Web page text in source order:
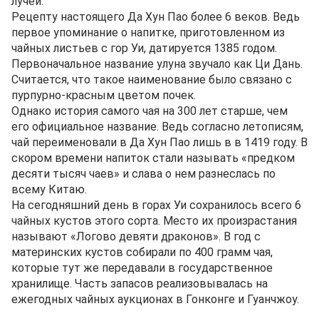
Рецепту настоящего Да Хун Пао более 6 веков. Ведь
первое упоминание о напитке, приготовленном из
чайных листьев с гор Уи, датируется 1385 годом.
Первоначальное название улуна звучало как Ци Дань.
Считается, что такое наименование было связано с
пурпурно-красным цветом почек.
Однако история самого чая на 300 лет старше, чем
его официальное название. Ведь согласно летописям,
чай переименовали в Да Хун Пао лишь в в 1419 году. В
скором времени напиток стали называть «предком
десяти тысяч чаев» и слава о нем разнеслась по
всему Китаю.
На сегодняшний день в горах Уи сохранилось всего 6
чайных кустов этого сорта. Место их произрастания
называют «Логово девяти драконов». В год с
материнских кустов собирали по 400 грамм чая,
которые тут же передавали в государственное
хранилище. Часть запасов реализовывалась на
ежегодных чайных аукционах в Гонконге и Гуанчжоу.